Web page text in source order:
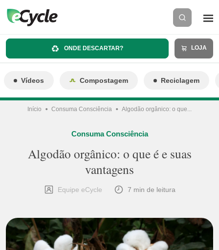
ONDE DESCARTAR? LOJA
Vídeos Compostagem Reciclagem
Início Consuma Consciência Algodão orgânico: o que...
Consuma Consciência
Algodão orgânico: o que é e suas
vantagens
Equipe eCycle 7 min de leitura